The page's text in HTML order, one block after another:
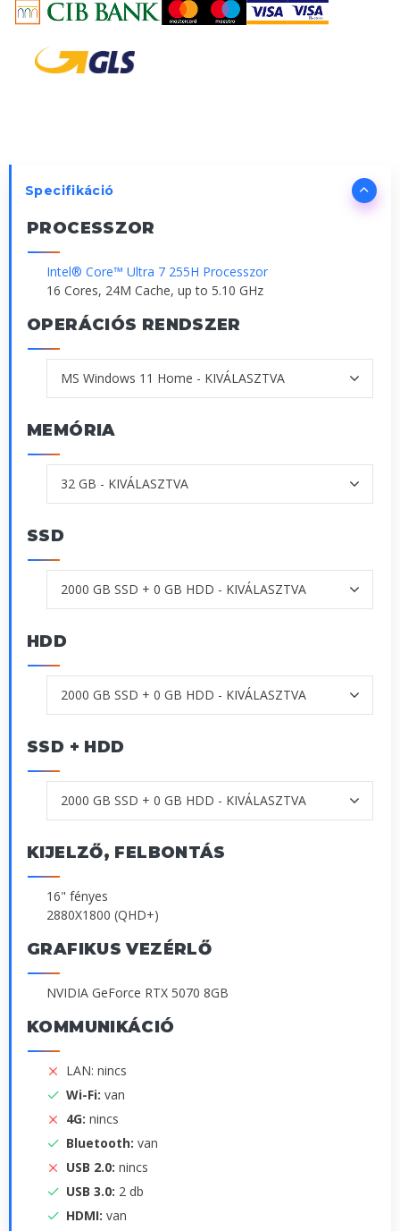
Specifikáció
PROCESSZOR
Intel® Core™ Ultra 7 255H Processzor
16 Cores, 24M Cache, up to 5.10 GHz
OPERÁCIÓS RENDSZER
MEMÓRIA
SSD
HDD
SSD + HDD
KIJELZŐ, FELBONTÁS
16" fényes
2880X1800 (QHD+)
GRAFIKUS VEZÉRLŐ
NVIDIA GeForce RTX 5070 8GB
KOMMUNIKÁCIÓ
LAN: nincs
Wi-Fi: van
4G: nincs
Bluetooth: van
USB 2.0: nincs
USB 3.0: 2 db
HDMI: van